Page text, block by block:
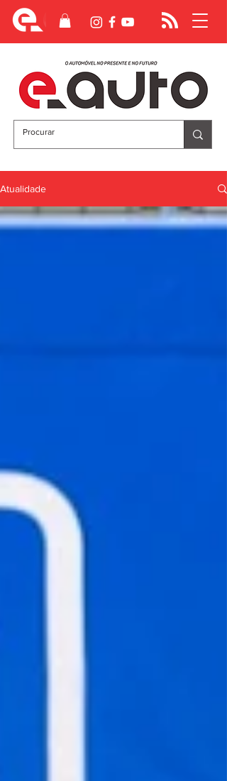
Atualidade